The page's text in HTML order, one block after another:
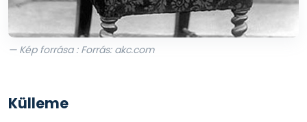
— Kép forrása : Forrás: akc.com
Külleme